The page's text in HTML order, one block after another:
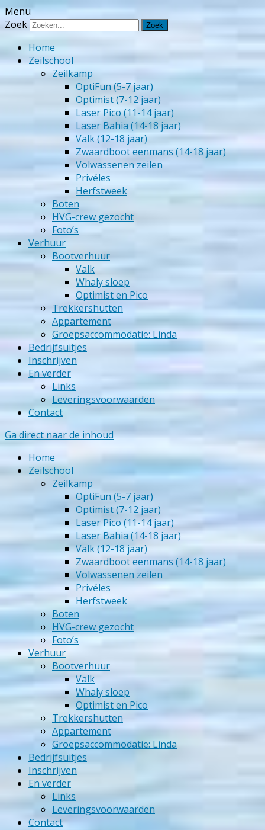
Zeilschool Het Veerse Gat
Menu
Zoek
Home
Zeilschool
Zeilkamp
OptiFun (5-7 jaar)
Optimist (7-12 jaar)
Laser Pico (11-14 jaar)
Laser Bahia (14-18 jaar)
Valk (12-18 jaar)
Zwaardboot eenmans (14-18 jaar)
Volwassenen zeilen
Privéles
Herfstweek
Boten
HVG-crew gezocht
Foto’s
Verhuur
Bootverhuur
Valk
Whaly sloep
Optimist en Pico
Trekkershutten
Appartement
Groepsaccommodatie: Linda
Bedrijfsuitjes
Inschrijven
En verder
Links
Leveringsvoorwaarden
Contact
Ga direct naar de inhoud
Home
Zeilschool
Zeilkamp
OptiFun (5-7 jaar)
Optimist (7-12 jaar)
Laser Pico (11-14 jaar)
Laser Bahia (14-18 jaar)
Valk (12-18 jaar)
Zwaardboot eenmans (14-18 jaar)
Volwassenen zeilen
Privéles
Herfstweek
Boten
HVG-crew gezocht
Foto’s
Verhuur
Bootverhuur
Valk
Whaly sloep
Optimist en Pico
Trekkershutten
Appartement
Groepsaccommodatie: Linda
Bedrijfsuitjes
Inschrijven
En verder
Links
Leveringsvoorwaarden
Contact